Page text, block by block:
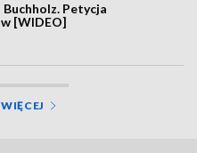
Petycja
[WIDEO]